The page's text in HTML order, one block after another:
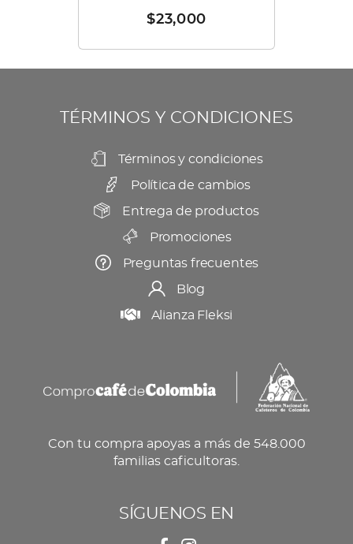
$23,000
TÉRMINOS Y CONDICIONES
Términos y condiciones
Política de cambios
Entrega de productos
Promociones
Preguntas frecuentes
Blog
Alianza Fleksi
Con tu compra apoyas a más de 548.000
familias caficultoras.
SÍGUENOS EN